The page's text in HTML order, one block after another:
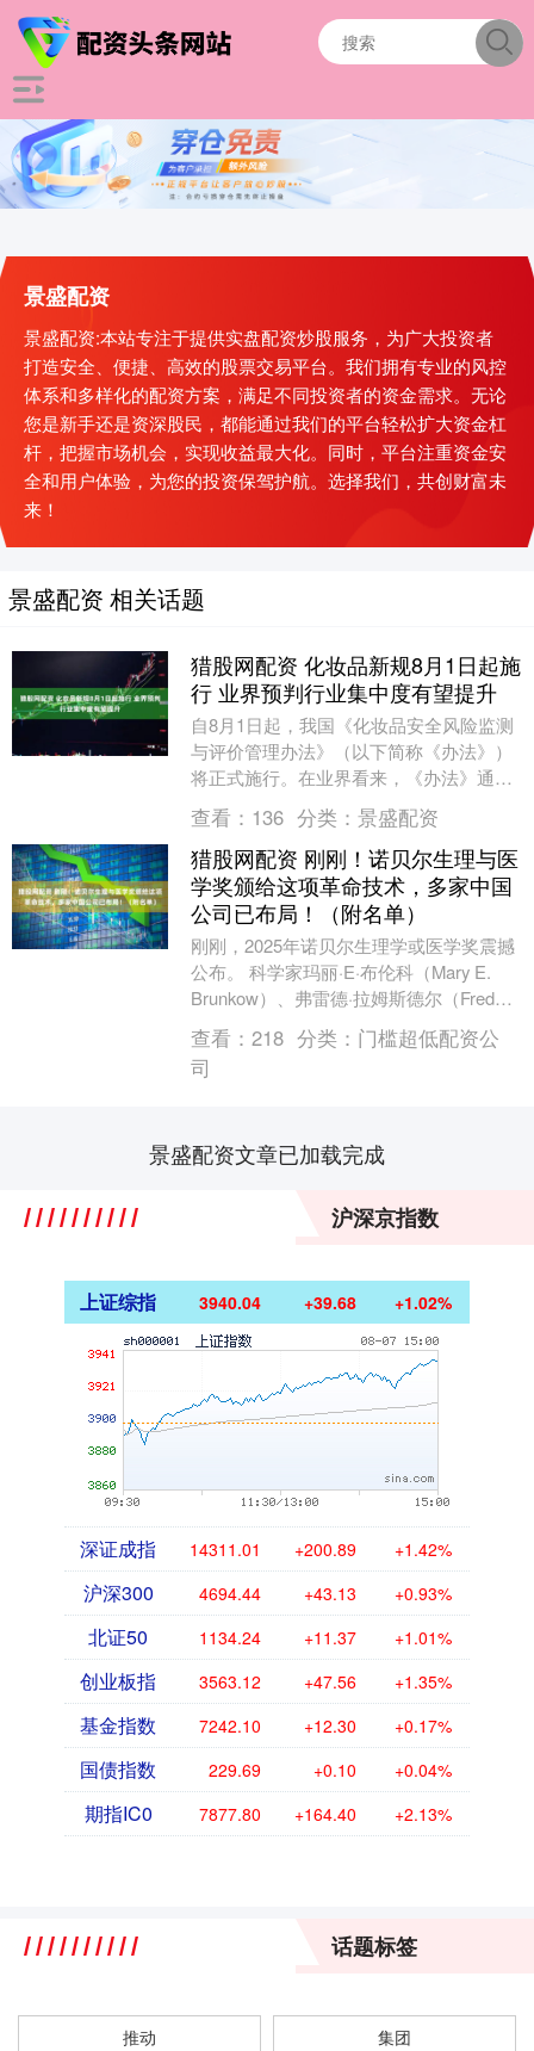
景盛配资
景盛配资:本站专注于提供实盘配资炒股服务，为广大投资者
打造安全、便捷、高效的股票交易平台。我们拥有专业的风控
体系和多样化的配资方案，满足不同投资者的资金需求。无论
您是新手还是资深股民，都能通过我们的平台轻松扩大资金杠
杆，把握市场机会，实现收益最大化。同时，平台注重资金安
全和用户体验，为您的投资保驾护航。选择我们，共创财富未
来！
景盛配资 相关话题
猎股网配资 化妆品新规8月1日起施
行 业界预判行业集中度有望提升
自8月1日起，我国《化妆品安全风险监测
与评价管理办法》（以下简称《办法》）
将正式施行。在业界看来，《办法》通过
构建全链条风险监测机制，强化对原料、
生产、流通各环....
查看： 136 分类： 景盛配资
猎股网配资 刚刚！诺贝尔生理与医
学奖颁给这项革命技术，多家中国
公司已布局！（附名单）
刚刚，2025年诺贝尔生理学或医学奖震撼
公布。 科学家玛丽·E·布伦科（Mary E.
Brunkow）、弗雷德·拉姆斯德尔（Fred
Ramsdell）和坂口....
查看： 218 分类： 门槛超低配资公
司
景盛配资文章已加载完成
沪深京指数
上证综指 3940.04 +39.68 +1.02%
深证成指 14311.01 +200.89 +1.42%
沪深300 4694.44 +43.13 +0.93%
北证50 1134.24 +11.37 +1.01%
创业板指 3563.12 +47.56 +1.35%
基金指数 7242.10 +12.30 +0.17%
国债指数 229.69 +0.10 +0.04%
期指IC0 7877.80 +164.40 +2.13%
话题标签
推动 集团